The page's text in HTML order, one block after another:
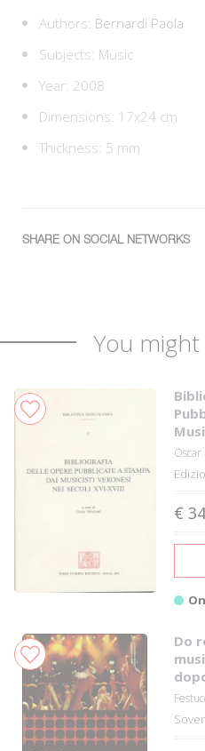
Authors: Bernardi Paola
Subjects: Music
Year: 2008
Dimensions: 17x24 cm
Thickness: 5 mm
SHARE ON SOCIAL NETWORKS
You might
Oscar
€
Do